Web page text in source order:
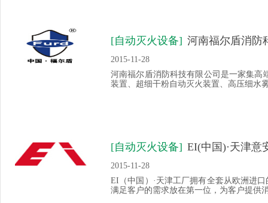
[自动灭火设备] 河南福尔盾消防
2015-11-28
河南福尔盾消防科技有限公司是一家集高
装置、超细干粉自动灭火装置、高压细水
[自动灭火设备] EI(中国)·天津意
2015-11-28
EI（中国）·天津工厂拥有全套从欧洲进
满足客户的需求放在第一位，为客户提供